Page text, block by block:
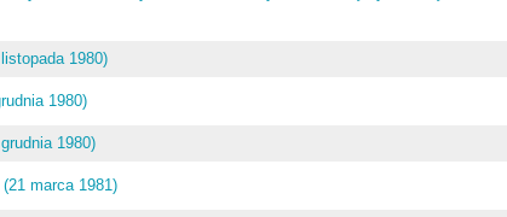
1980)
1980)
1980)
marca 1981)